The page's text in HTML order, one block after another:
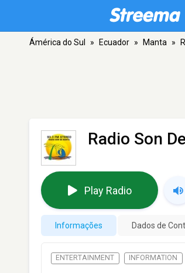
Ámérica do Sul » Ecuador » Manta »
Radio Son
Play Radio
Informações Dados de
ENTERTAINMENT INFORMATION